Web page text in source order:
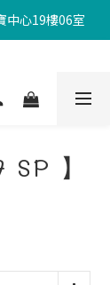
中心19樓06室
】